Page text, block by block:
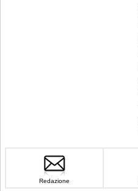
Redazione